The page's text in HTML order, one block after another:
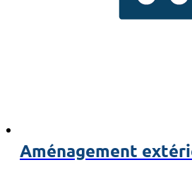
Aménagement